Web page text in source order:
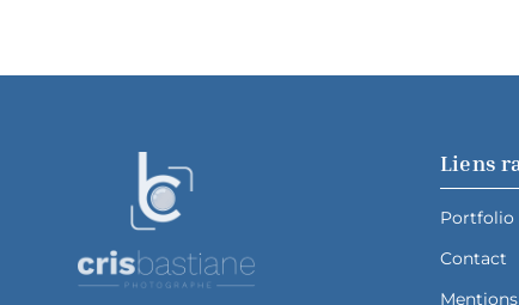
Liens
Portfolio
Contact